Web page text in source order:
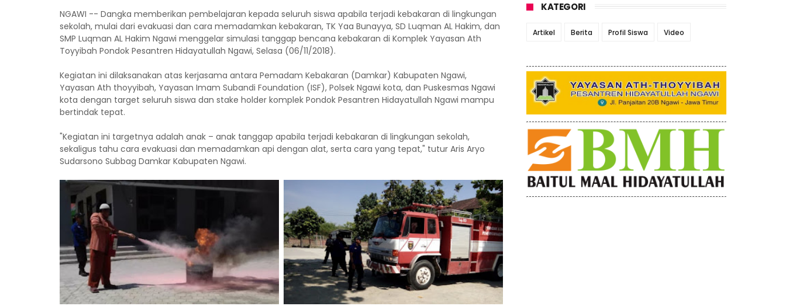
NGAWI -- Dangka memberikan pembelajaran kepada seluruh siswa apabila terjadi kebakaran di lingkungan
sekolah, mulai dari evakuasi dan cara memadamkan kebakaran, TK Yaa Bunayya, SD Luqman AL Hakim, dan
SMP Luqman AL Hakim Ngawi menggelar simulasi tanggap bencana kebakaran di Komplek Yayasan Ath
Toyyibah Pondok Pesantren Hidayatullah Ngawi, Selasa (06/11/2018).
Kegiatan ini dilaksanakan atas kerjasama antara Pemadam Kebakaran (Damkar) Kabupaten Ngawi,
Yayasan Ath thoyyibah, Yayasan Imam Subandi Foundation (ISF), Polsek Ngawi kota, dan Puskesmas Ngawi
kota dengan target seluruh siswa dan stake holder komplek Pondok Pesantren Hidayatullah Ngawi mampu
bertindak tepat.
"Kegiatan ini targetnya adalah anak – anak tanggap apabila terjadi kebakaran di lingkungan sekolah,
sekaligus tahu cara evakuasi dan memadamkan api dengan alat, serta cara yang tepat," tutur Aris Aryo
Sudarsono Subbag Damkar Kabupaten Ngawi.
KATEGORI
Artikel Berita Profil Siswa Video